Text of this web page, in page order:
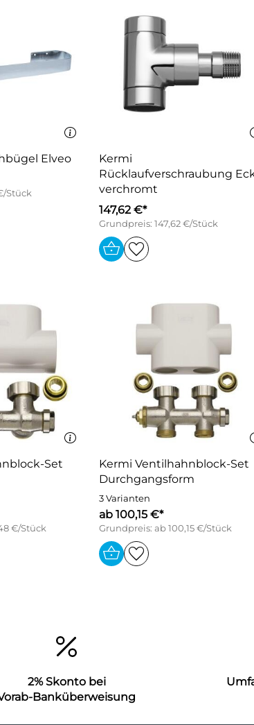
Elveo
Stück
Kermi
Rücklaufverschraubung
verchromt
147,62 €*
Grundpreis: 147,62 €/Stück
Set
€/Stück
Kermi Ventilhahnblock-Set
Durchgangsform
3 Varianten
ab 100,15 €*
Grundpreis: ab 100,15 €/Stück
2% Skonto bei
Banküberweisung